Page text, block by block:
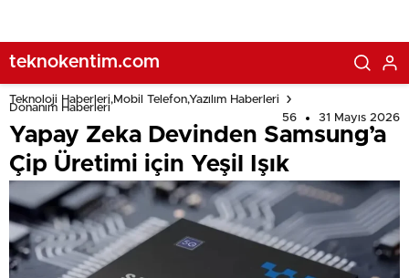
teknokentim.com
Teknoloji Haberleri,Mobil Telefon,Yazılım Haberleri
Donanım Haberleri
56
31 Mayıs 2026
Yapay Zeka Devinden Samsung’a
Çip Üretimi için Yeşil Işık